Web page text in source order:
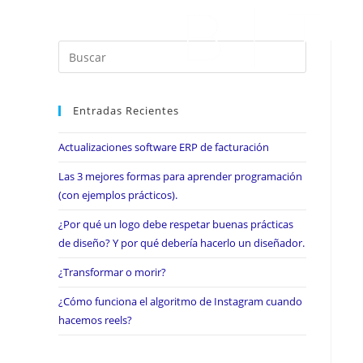
Entradas Recientes
Actualizaciones software ERP de facturación
Las 3 mejores formas para aprender programación
(con ejemplos prácticos).
¿Por qué un logo debe respetar buenas prácticas
de diseño? Y por qué debería hacerlo un diseñador.
¿Transformar o morir?
¿Cómo funciona el algoritmo de Instagram cuando
hacemos reels?